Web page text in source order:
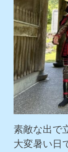
素敵な出で
大変暑い日